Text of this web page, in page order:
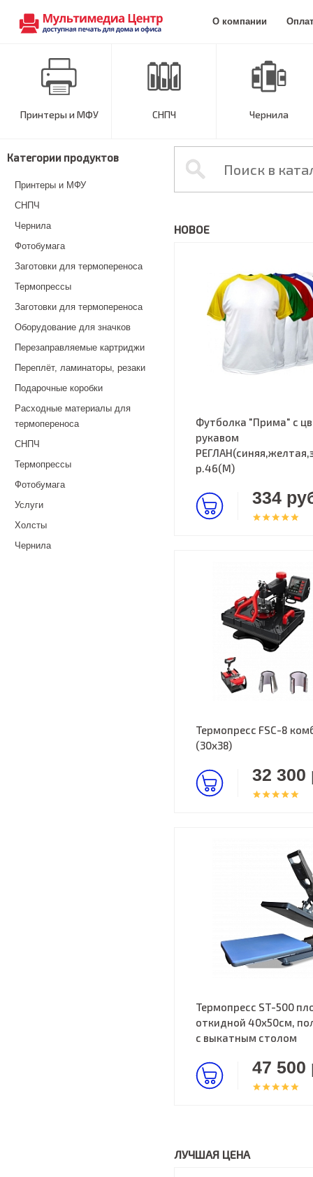
О компании
Принтеры и МФУ СНПЧ Чернила
Категории продуктов
Принтеры и МФУ
СНПЧ
Чернила
Фотобумага
Заготовки для термопереноса
Термопрессы
Заготовки для термопереноса
Оборудование для значков
Перезаправляемые картриджи
Переплёт, ламинаторы, резаки
Подарочные коробки
Расходные материалы для
термопереноса
СНПЧ
Термопрессы
Фотобумага
Услуги
Холсты
Чернила
НОВОЕ
Футболка "Прима" с
рукавом
р.46(M)
334
Термопресс FSC-8
(30х38)
32 300
Термопресс ST-500
откидной 40х50см,
с выкатным столом
47 500
ЛУЧШАЯ ЦЕНА